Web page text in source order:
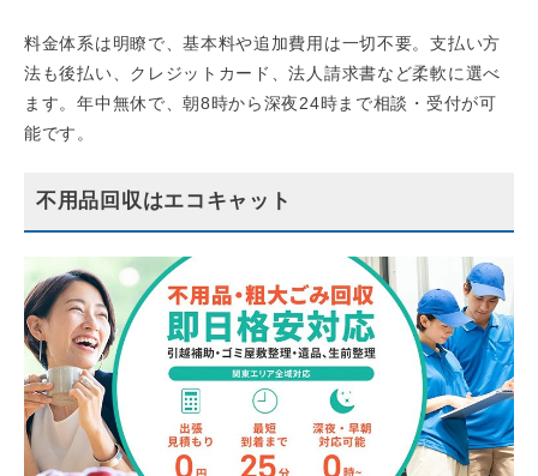
料金体系は明瞭で、基本料や追加費用は一切不要。支払い方
法も後払い、クレジットカード、法人請求書など柔軟に選べ
ます。年中無休で、朝8時から深夜24時まで相談・受付が可
能です。
不用品回収はエコキャット